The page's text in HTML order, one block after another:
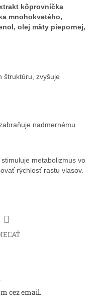
kôprovníčka
mnohokvetého,
olej mäty piepornej,
štruktúru, zvyšuje
nadmernému
metabolizmus vo
rýchlosť rastu vlasov.
cez email.